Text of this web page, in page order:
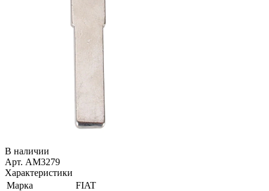
В наличии
Арт. AM3279
Характеристики
Марка
FIAT